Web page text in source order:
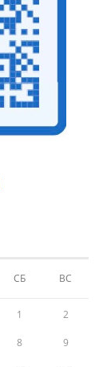
СБ ВС
1 2
8 9